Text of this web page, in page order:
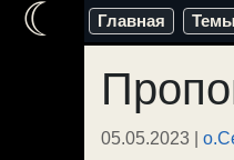
Перейти
содержимому
Главная Темы
05.05.2023 |
☾